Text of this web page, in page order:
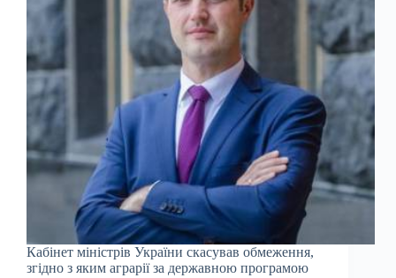
Кабінет міністрів України скасував обмеження,
згідно з яким аграрії за державною програмою